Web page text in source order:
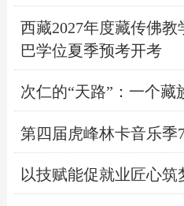
西藏2027年度藏传佛
巴学位夏季预考开考
次仁的“天路”：一个藏
第四届虎峰林卡音乐季
以技赋能促就业匠心筑